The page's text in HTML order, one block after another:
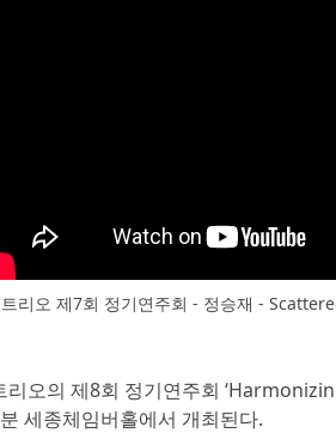
리오 제7회 정기연주회 - 정승재 -
리오의 제8회 정기연주회
세종체임버홀에서 개최된다.